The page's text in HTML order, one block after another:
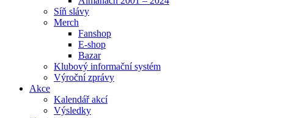
Síň slávy
Merch
Fanshop
E-shop
Bazar
Klubový informační systém
Výroční zprávy
Akce
Kalendář akcí
Výsledky